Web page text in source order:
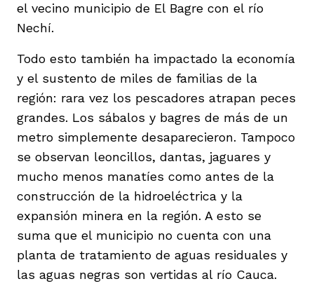
el vecino municipio de El Bagre con el río
Nechí.
Todo esto también ha impactado la economía
y el sustento de miles de familias de la
región: rara vez los pescadores atrapan peces
grandes. Los sábalos y bagres de más de un
metro simplemente desaparecieron. Tampoco
se observan leoncillos, dantas, jaguares y
mucho menos manatíes como antes de la
construcción de la hidroeléctrica y la
expansión minera en la región. A esto se
suma que el municipio no cuenta con una
planta de tratamiento de aguas residuales y
las aguas negras son vertidas al río Cauca.